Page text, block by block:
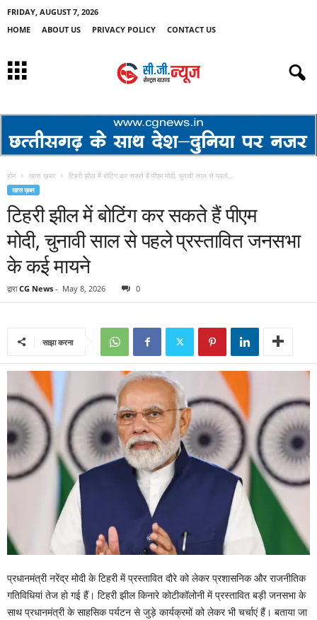
FRIDAY, AUGUST 7, 2026
HOME
ABOUT US PRIVACY POLICY CONTACT US
होम खास ख़बर टिहरी झील में बोटिंग कर सकते हैं पीएम मोदी, चुनावी साल से पहले...
खास ख़बर
टिहरी झील में बोटिंग कर सकते हैं पीएम
मोदी, चुनावी साल से पहले प्रस्तावित जनसभा
के कई मायने
द्वारा CG News - May 8, 2026 0
साझा करना
प्रधानमंत्री नरेंद्र मोदी के टिहरी में प्रस्तावित दौरे को लेकर प्रशासनिक और राजनीतिक
गतिविधियां तेज हो गई हैं। टिहरी झील किनारे कोटीकॉलोनी में प्रस्तावित बड़ी जनसभा के
साथ प्रधानमंत्री के साहसिक पर्यटन से जुड़े कार्यक्रमों को लेकर भी चर्चाएं हैं। बताया जा